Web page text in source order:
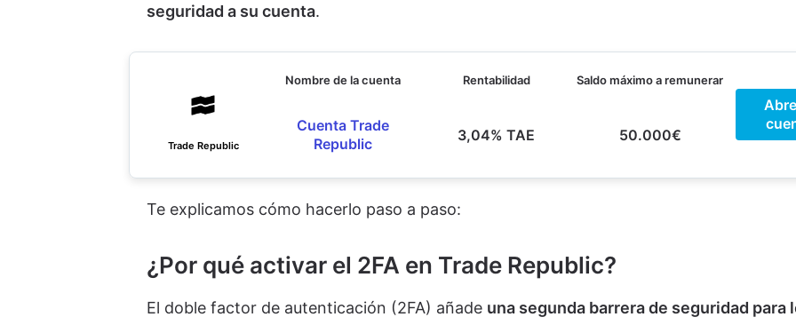
seguridad a su cuenta.
Trade Republic
Nombre de la cuenta
Cuenta Trade
Republic
Rentabilidad
3,04% TAE
Saldo máximo a remunerar
50.000€
Te explicamos cómo hacerlo paso a paso:
¿Por qué activar el 2FA en Trade Republic?
El doble factor de autenticación (2FA) añade una segunda barrera de seguridad para